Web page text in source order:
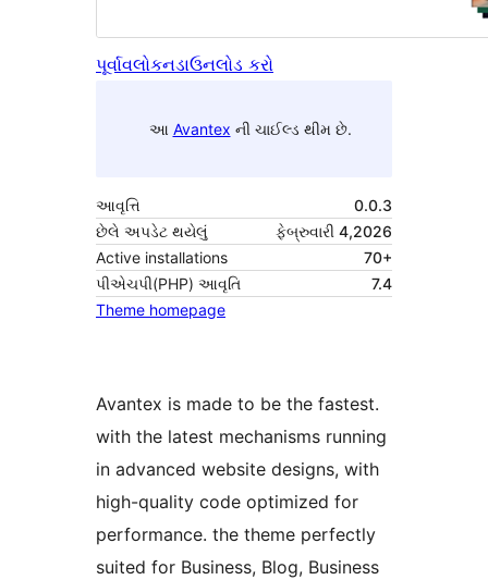
પૂર્વાવલોકનડાઉનલોડ કરો
આ Avantex ની ચાઈલ્ડ થીમ છે.
આવૃત્તિ
0.0.3
છેલે અપડેટ થયેલું
ફેબ્રુવારી 4,2026
Active installations
70+
પીએચપી(PHP) આવૃતિ
7.4
Theme homepage
Avantex is made to be the fastest.
with the latest mechanisms running
in advanced website designs, with
high-quality code optimized for
performance. the theme perfectly
suited for Business, Blog, Business